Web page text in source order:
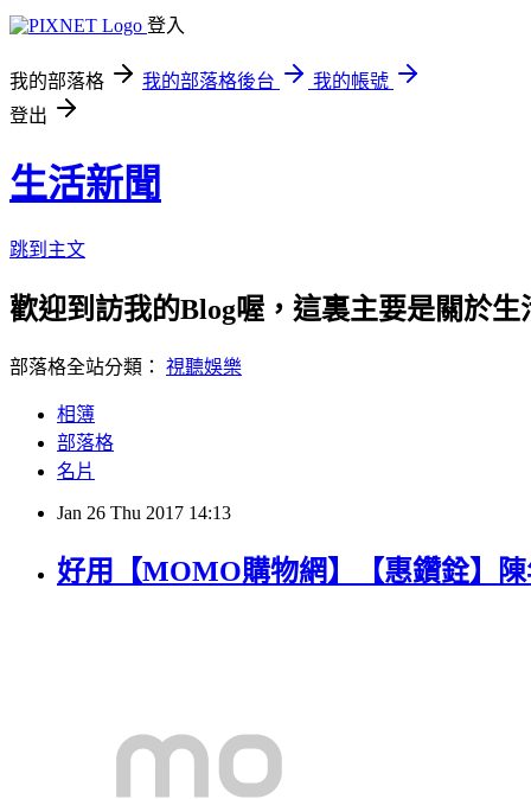
登入
我的部落格 我的部落格後台
我的帳號
登出
生活新聞
跳到主文
歡迎到訪我的Blog喔，這裏主要是關於
部落格全站分類： 視聽娛樂
相簿
部落格
名片
Jan 26 Thu 2017 14:13
好用【MOMO購物網】【惠鑽銓】